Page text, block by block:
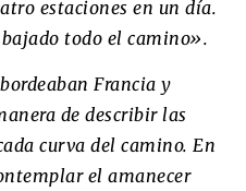
estaciones en un día.
todo el camino».
Francia y
de describir las
curva del camino. En
el amanecer